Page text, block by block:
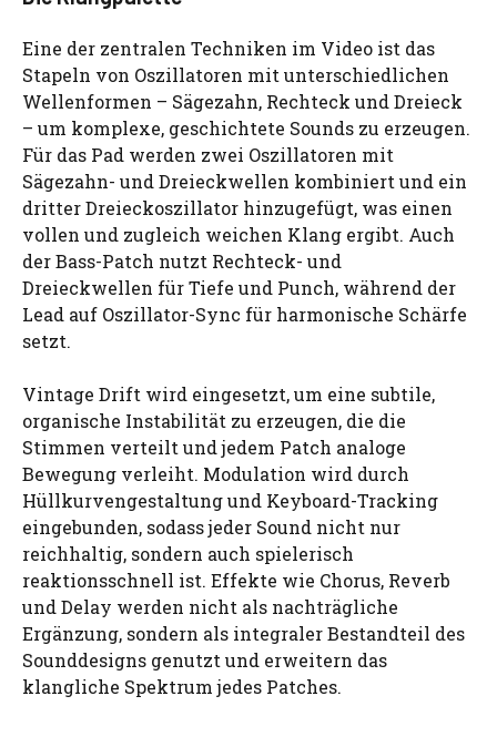
Eine der zentralen Techniken im Video ist das
Stapeln von Oszillatoren mit unterschiedlichen
Wellenformen – Sägezahn, Rechteck und Dreieck
– um komplexe, geschichtete Sounds zu erzeugen.
Für das Pad werden zwei Oszillatoren mit
Sägezahn- und Dreieckwellen kombiniert und ein
dritter Dreieckoszillator hinzugefügt, was einen
vollen und zugleich weichen Klang ergibt. Auch
der Bass-Patch nutzt Rechteck- und
Dreieckwellen für Tiefe und Punch, während der
Lead auf Oszillator-Sync für harmonische Schärfe
setzt.
Vintage Drift wird eingesetzt, um eine subtile,
organische Instabilität zu erzeugen, die die
Stimmen verteilt und jedem Patch analoge
Bewegung verleiht. Modulation wird durch
Hüllkurvengestaltung und Keyboard-Tracking
eingebunden, sodass jeder Sound nicht nur
reichhaltig, sondern auch spielerisch
reaktionsschnell ist. Effekte wie Chorus, Reverb
und Delay werden nicht als nachträgliche
Ergänzung, sondern als integraler Bestandteil des
Sounddesigns genutzt und erweitern das
klangliche Spektrum jedes Patches.